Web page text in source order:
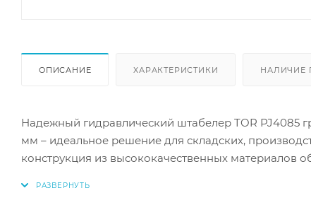
ОПИСАНИЕ ХАРАКТЕРИСТИКИ НАЛИЧИЕ
Надежный гидравлический штабелер TOR PJ4085
мм – идеальное решение для складских,
конструкция из высококачественных материалов